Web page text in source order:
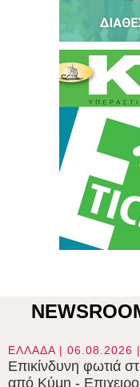
ΕΛΛΑΔΑ | 06.08.2026
Επικίνδυνη φωτιά
από Κύμη -